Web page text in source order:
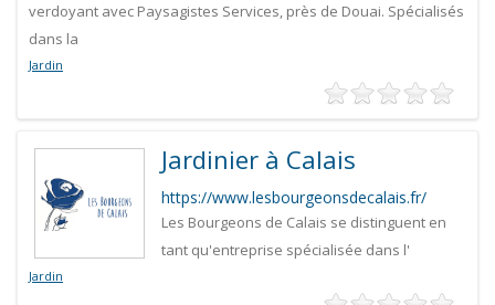
verdoyant avec Paysagistes Services, près de Douai. Spécialisés
dans la
Jardin
Jardinier à Calais
https://www.lesbourgeonsdecalais.fr/
Les Bourgeons de Calais se distinguent en
tant qu'entreprise spécialisée dans l'
Jardin